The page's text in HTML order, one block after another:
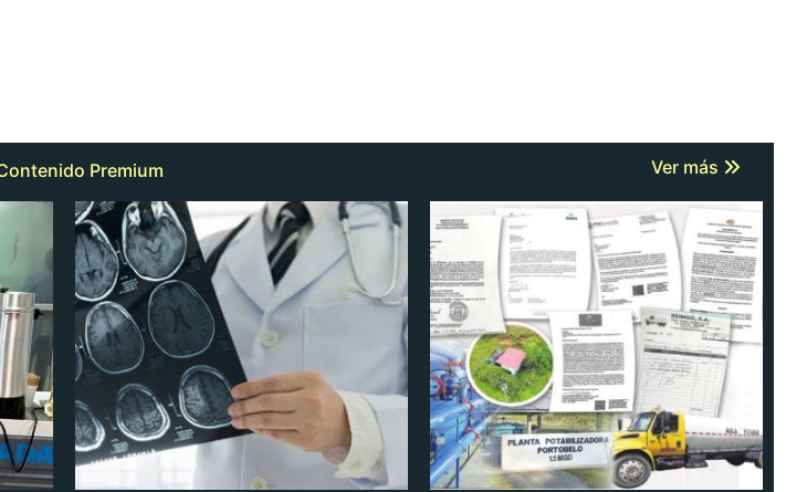
Premium Ver más